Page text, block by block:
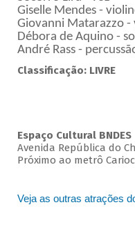
Giselle Mendes -
Giovanni Matarazzo -
Débora de Aquino -
André Rass -
Classificação: LIVRE
Espaço Cultural BNDES
Avenida República do
Próximo ao metrô
Veja as outras atrações